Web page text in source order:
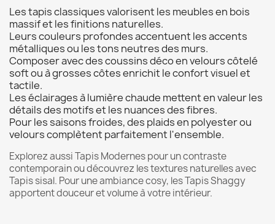
Les tapis classiques valorisent les meubles en bois
massif et les finitions naturelles.
Leurs couleurs profondes accentuent les accents
métalliques ou les tons neutres des murs.
Composer avec des coussins déco en velours côtelé
soft ou à grosses côtes enrichit le confort visuel et
tactile.
Les éclairages à lumière chaude mettent en valeur les
détails des motifs et les nuances des fibres.
Pour les saisons froides, des plaids en polyester ou
velours complètent parfaitement l'ensemble.
Explorez aussiTapis Modernespour un contraste
contemporain ou découvrez les textures naturelles avec
Tapis sisal. Pour une ambiance cosy, lesTapis Shaggy
apportent douceur et volume à votre intérieur.